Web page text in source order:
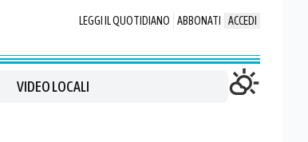
LEGGI IL QUOTIDIANO ABBONATI ACCEDI
VIDEO LOCALI